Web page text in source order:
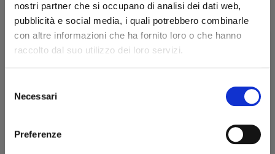
nostri partner che si occupano di analisi dei dati web,
pubblicità e social media, i quali potrebbero combinarle
con altre informazioni che ha fornito loro o che hanno
raccolto dal suo utilizzo dei loro servizi.
delNecessari
Preferenze
rappresenta senza dubbio uno dei primi del suo genere al
mondo. In questa piccola realtà, che tuttora esiste, Achille
Savinelli Sr inizia a progettare pipe, poi realizzate da artigiani
esperienze. Contemporaneamente all'apertura del negozio di
Milano, i fratelli di Achille aprono a Genova, in Galleria Mazzini,
mondo delle pipe avviene un radicale cambiamento, poiché